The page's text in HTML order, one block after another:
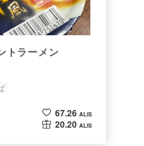
トラーメン
67.26 ALIS
20.20 ALIS